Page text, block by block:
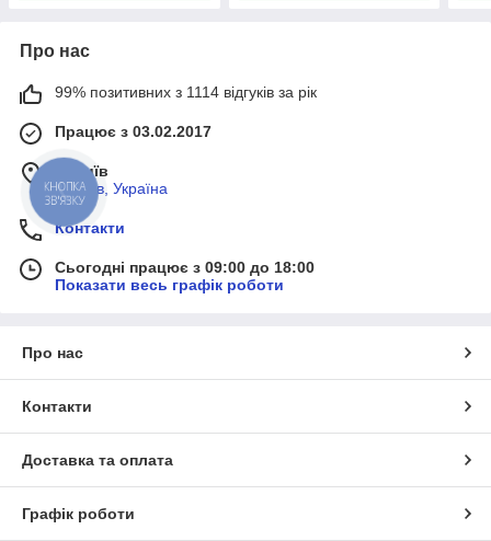
Про нас
99% позитивних з 1114 відгуків за рік
Працює з 03.02.2017
м. Київ
м, Київ, Україна
Контакти
Сьогодні працює з 09:00 до 18:00
Показати весь графік роботи
Про нас
Контакти
Доставка та оплата
Графік роботи
КНОПКА
ЗВ'ЯЗКУ